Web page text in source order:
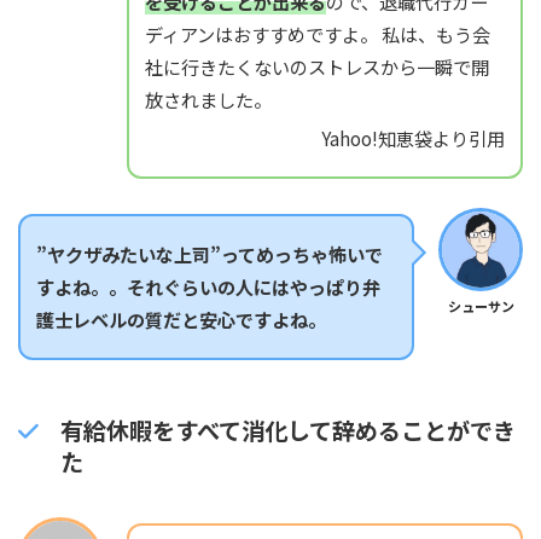
ディアンはおすすめですよ。 私は、もう会
社に行きたくないのストレスから一瞬で開
放されました。
Yahoo!知恵袋より引用
シューサン
”ヤクザみたいな上司”ってめっちゃ怖いで
すよね。。それぐらいの人にはやっぱり弁
護士レベルの質だと安心ですよね。
有給休暇をすべて消化して辞めることができ
た